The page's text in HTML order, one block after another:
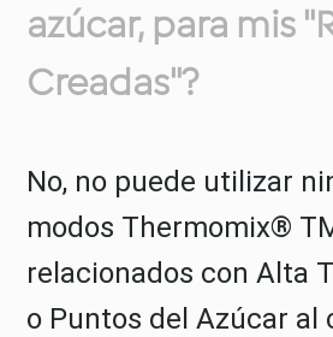
azúcar, para mis
Creadas"?
No, no puede utilizar
modos Thermomix®
relacionados con Alta
o Puntos del Azúcar al